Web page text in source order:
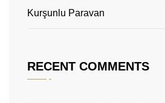
Kurşunlu Paravan
RECENT COMMENTS